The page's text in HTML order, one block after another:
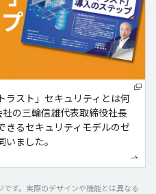
ラスト」セキュリティとは何
の三輪信雄代表取締役社長
きるセキュリティモデルのゼ
ました。
す。実際のデザインや機能とは異なる